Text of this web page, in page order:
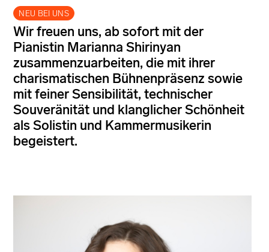
NEU BEI UNS
Wir freuen uns, ab sofort mit der
Pianistin Marianna Shirinyan
zusammenzuarbeiten, die mit ihrer
charismatischen Bühnenpräsenz sowie
mit feiner Sensibilität, technischer
Souveränität und klanglicher Schönheit
als Solistin und Kammermusikerin
begeistert.